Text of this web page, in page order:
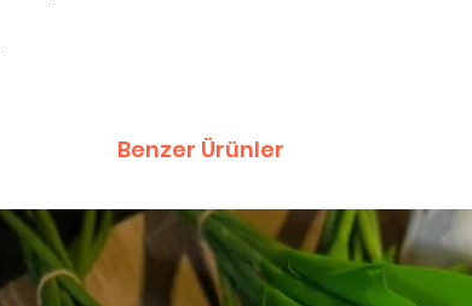
Benzer Ürünler